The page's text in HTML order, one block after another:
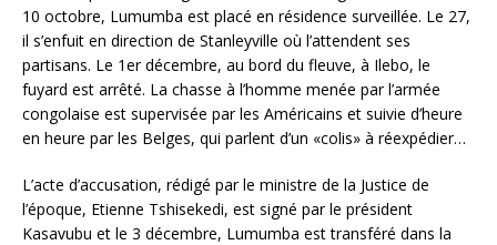
10 octobre, Lumumba est placé en résidence surveillée. Le 27,
il s’enfuit en direction de Stanleyville où l’attendent ses
partisans. Le 1er décembre, au bord du fleuve, à Ilebo, le
fuyard est arrêté. La chasse à l’homme menée par l’armée
congolaise est supervisée par les Américains et suivie d’heure
en heure par les Belges, qui parlent d’un «colis» à réexpédier…
L’acte d’accusation, rédigé par le ministre de la Justice de
l’époque, Etienne Tshisekedi, est signé par le président
Kasavubu et le 3 décembre, Lumumba est transféré dans la